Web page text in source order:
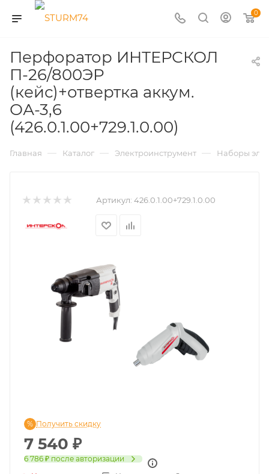
0
Перфоратор ИНТЕРСКОЛ
П-26/800ЭР
(кейс)+отвертка аккум.
ОА-3,6
(426.0.1.00+729.1.0.00)
Главная — Каталог — Электроинструмент — Наборы
Артикул: 426.0.1.00+729.1.0.00
7 540 ₽
6 786 ₽ после авторизации
Получить скидку